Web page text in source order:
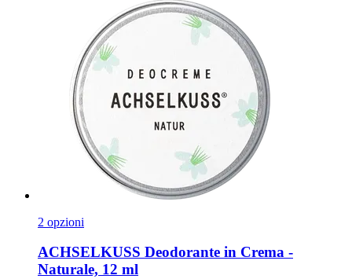
2 opzioni
ACHSELKUSS Deodorante in Crema -​
Naturale, 12 ml